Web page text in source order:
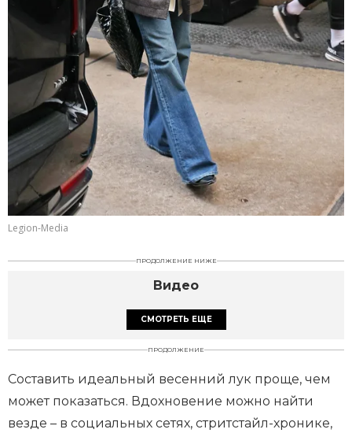
Legion-Media
ПРОДОЛЖЕНИЕ НИЖЕ
Видео
СМОТРЕТЬ ЕЩЕ
ПРОДОЛЖЕНИЕ
Составить идеальный весенний лук проще, чем
может показаться. Вдохновение можно найти
везде – в социальных сетях, стритстайл-хронике,